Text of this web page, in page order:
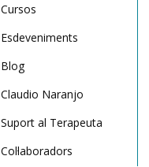
Cursos
Esdeveniments
Blog
Claudio Naranjo
Suport al Terapeuta
Col·laboradors